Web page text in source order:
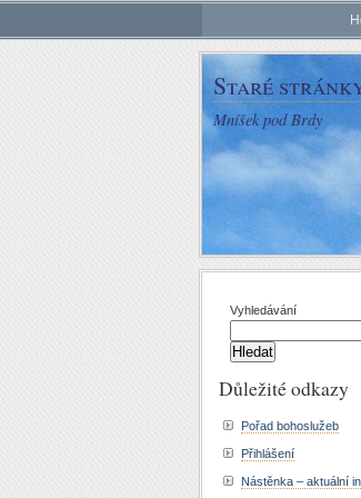
Staré
Mníšek pod Brdy
Vyhledávání
Důležité odkazy
Pořad bohoslužeb
Přihlášení
Nástěnka – aktuální